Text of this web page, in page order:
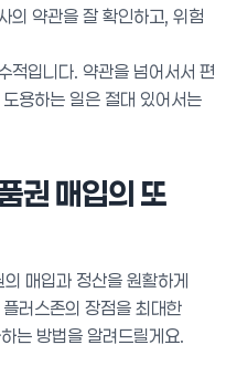
의 약관을 잘 확인하고, 위험
적입니다. 약관을 넘어서서 편
용하는 일은 절대 있어서는
권 매입의 또
매입과 정산을 원활하게
러스존의 장점을 최대한
는 방법을 알려드릴게요.